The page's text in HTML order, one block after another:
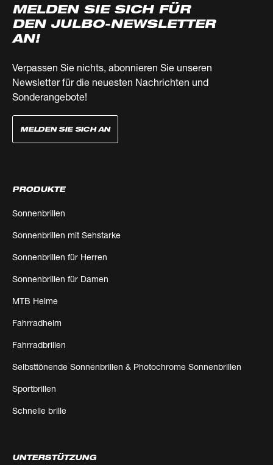
MELDEN SIE SICH FÜR
DEN JULBO-NEWSLETTER
AN!
Verpassen Sie nichts, abonnieren Sie unseren
Newsletter für die neuesten Nachrichten und
Sonderangebote!
MELDEN SIE SICH AN
PRODUKTE
Sonnenbrillen
Sonnenbrillen mit Sehstarke
Sonnenbrillen für Herren
Sonnenbrillen für Damen
MTB Helme
Fahrradhelm
Fahrradbrillen
Selbsttönende Sonnenbrillen & Photochrome Sonnenbrillen
Sportbrillen
Schnelle brille
UNTERSTÜTZUNG